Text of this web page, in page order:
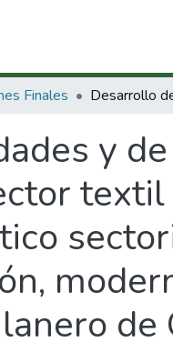
Finales
y
textil
de